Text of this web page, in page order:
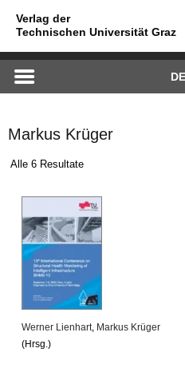
DE
Markus Krüger
Alle 6 Resultate
Wer­ner Li­en­hart, Mar­kus Krü­ger
(Hrsg.)